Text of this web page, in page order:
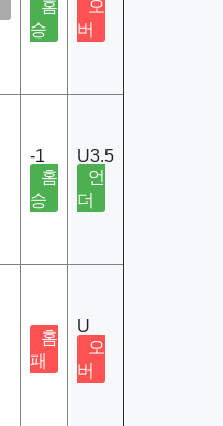
홈
승
오
버
-1
홈
승
U3.5
언
더
홈
패
U
오
버